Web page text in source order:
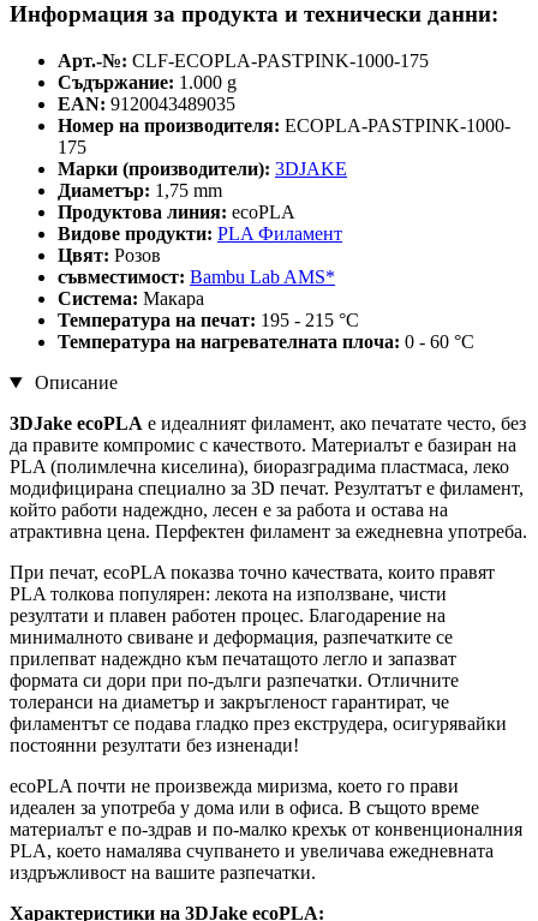
Информация за продукта и технически данни:
Арт.-№: CLF-ECOPLA-PASTPINK-1000-175
Съдържание: 1.000 g
EAN: 9120043489035
Номер на производителя: ECOPLA-PASTPINK-1000-
175
Марки (производители): 3DJAKE
Диаметър: 1,75 mm
Продуктова линия: ecoPLA
Видове продукти: PLA Филамент
Цвят: Розов
съвместимост: Bambu Lab AMS*
Система: Макара
Температура на печат: 195 - 215 °C
Температура на нагревателната плоча: 0 - 60 °C
Описание
3DJake ecoPLA е идеалният филамент, ако печатате често, без
да правите компромис с качеството. Материалът е базиран на
PLA (полимлечна киселина), биоразградима пластмаса, леко
модифицирана специално за 3D печат. Резултатът е филамент,
който работи надеждно, лесен е за работа и остава на
атрактивна цена. Перфектен филамент за ежедневна употреба.
При печат, ecoPLA показва точно качествата, които правят
PLA толкова популярен: лекота на използване, чисти
резултати и плавен работен процес. Благодарение на
минималното свиване и деформация, разпечатките се
прилепват надеждно към печатащото легло и запазват
формата си дори при по-дълги разпечатки. Отличните
толеранси на диаметър и закръгленост гарантират, че
филаментът се подава гладко през екструдера, осигурявайки
постоянни резултати без изненади!
ecoPLA почти не произвежда миризма, което го прави
идеален за употреба у дома или в офиса. В същото време
материалът е по-здрав и по-малко крехък от конвенционалния
PLA, което намалява счупването и увеличава ежедневната
издръжливост на вашите разпечатки.
Характеристики на 3DJake ecoPLA: